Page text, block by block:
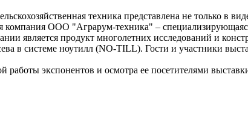
техника представлена не только в
компания ООО "Аграрум-техника" –
является продукт многолетних исследований и
в системе ноутилл (NO-TILL). Гости и участники
экспонентов и осмотра ее посетителями